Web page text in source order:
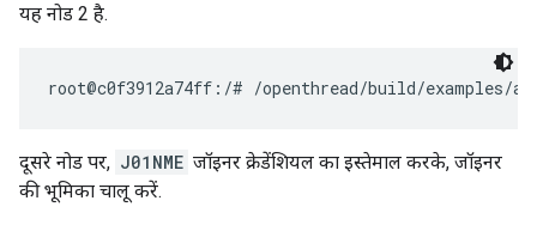
यह नोड 2 है.
दूसरे नोड पर, J01NME जॉइनर क्रेडेंशियल का इस्तेमाल करके, जॉइनर
की भूमिका चालू करें.